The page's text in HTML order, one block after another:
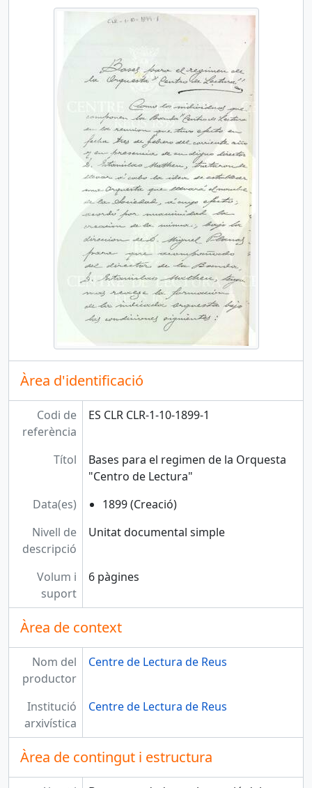
Àrea d'identificació
Codi de
referència
ES CLR CLR-1-10-1899-1
Títol
Bases para el regimen de la Orquesta
"Centro de Lectura"
Data(es)
1899 (Creació)
Nivell de
descripció
Unitat documental simple
Volum i
suport
6 pàgines
Àrea de context
Nom del
productor
Centre de Lectura de Reus
Institució
arxivística
Centre de Lectura de Reus
Àrea de contingut i estructura